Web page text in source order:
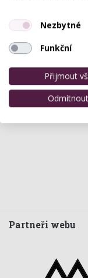
Partneři webu
Nezbytné
Funkční
Přijmout
Odmítnout